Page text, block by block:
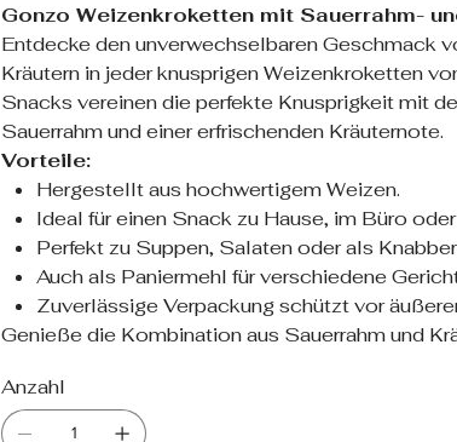
Gonzo Weizenkroketten mit Sauerrahm-
Entdecke den unverwechselbaren Geschmack
Kräutern in jeder knusprigen Weizenkroketten
Snacks vereinen die perfekte Knusprigkeit mit
Sauerrahm und einer erfrischenden Kräuternote.
Vorteile:
Hergestellt aus hochwertigem Weizen.
Ideal für einen Snack zu Hause, im Büro
Perfekt zu Suppen, Salaten oder als
Auch als Paniermehl für verschiedene
Zuverlässige Verpackung schützt vor
Genieße die Kombination aus Sauerrahm und
Anzahl